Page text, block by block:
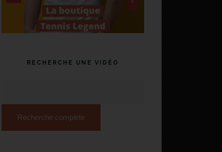
RECHERCHE UNE VIDÉO
Recherche complète